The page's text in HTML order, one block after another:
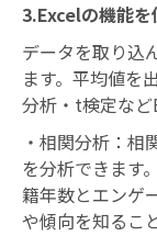
3.Excelの機能を
データを取り込
ます。平均値を
分析・t検定など
・相関分析：相
を分析できます
籍年数とエンゲ
や傾向を知るこ